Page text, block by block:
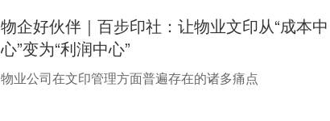
物企好伙伴｜百步印社：让物业文印从“成本中
心”变为“利润中心”
物业公司在文印管理方面普遍存在的诸多痛点